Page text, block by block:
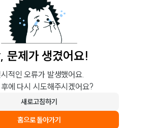
문제가 생겼어요!
적인 오류가 발생했어요.
에 다시 시도해주시겠어요?
새로고침하기
홈으로 돌아가기